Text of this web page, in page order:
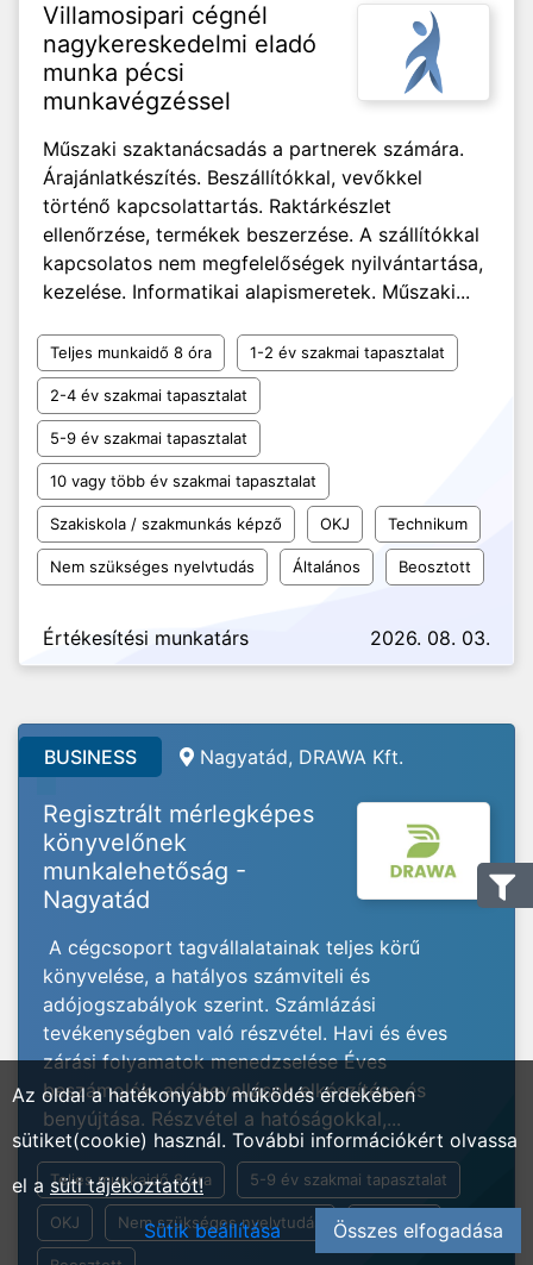
Villamosipari cégnél
nagykereskedelmi eladó
munka pécsi
munkavégzéssel
Műszaki szaktanácsadás a partnerek számára.
Árajánlatkészítés. Beszállítókkal, vevőkkel
történő kapcsolattartás. Raktárkészlet
ellenőrzése, termékek beszerzése. A szállítókkal
kapcsolatos nem megfelelőségek nyilvántartása,
kezelése. Informatikai alapismeretek. Műszaki...
Teljes munkaidő 8 óra 1-2 év szakmai tapasztalat
2-4 év szakmai tapasztalat
5-9 év szakmai tapasztalat
10 vagy több év szakmai tapasztalat
Szakiskola / szakmunkás képző OKJ Technikum
Nem szükséges nyelvtudás Általános Beosztott
Értékesítési munkatárs 2026. 08. 03.
BUSINESS Nagyatád, DRAWA Kft.
Regisztrált mérlegképes
könyvelőnek
munkalehetőság -
Nagyatád
A cégcsoport tagvállalatainak teljes körű
könyvelése, a hatályos számviteli és
adójogszabályok szerint. Számlázási
tevékenységben való részvétel. Havi és éves
zárási folyamatok menedzselése Éves
beszámolók, adóbevallások elkészítése és
benyújtása. Részvétel a hatóságokkal,...
Teljes munkaidő 8 óra 5-9 év szakmai tapasztalat
OKJ Nem szükséges nyelvtudás Általános
Az oldal a hatékonyabb működés érdekében
sütiket(cookie) használ. További információkért olvassa
el a süti tájékoztatót!
Sütik beállítása
Összes elfogadása